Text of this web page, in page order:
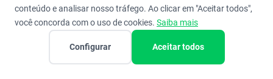
agrícolas
utilizados
conteúdo e analisar nosso tráfego. Ao clicar em "Aceitar todos",
você concorda com o uso de cookies. Saiba mais
Configurar Aceitar todos